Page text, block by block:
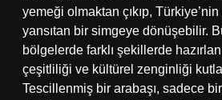
yemeği olmaktan çıkıp, Türkiye’nin
yansıtan bir simgeye dönüşebilir.
bölgelerde farklı şekillerde
çeşitliliği ve kültürel zenginliği
Tescillenmiş bir arabaşı, sadece